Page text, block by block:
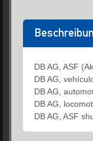
DB AG, ASF
DB AG,
DB AG,
DB AG,
DB AG, ASF